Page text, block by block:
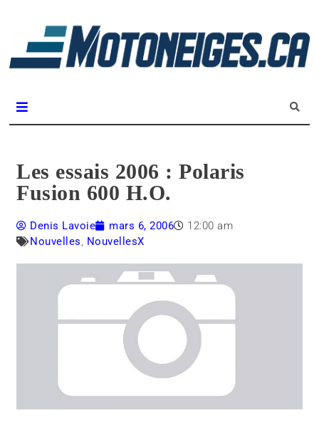
Les essais 2006 : Polaris
Fusion 600 H.O.
Denis Lavoie mars 6, 2006
12:00 am
Nouvelles, NouvellesX